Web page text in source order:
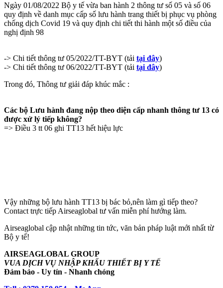
Ngày 01/08/2022 Bộ y tế vừa ban hành 2 thông tư số 05 và số 06
quy định về danh mục cấp số lưu hành trang thiết bị phục vụ phòng
chống dịch Covid 19 và quy định chi tiết thi hành một số điều của
nghị định 98
-> Chi tiết thông tư 05/2022/TT-BYT (tải tại đây)
-> Chi tiết thông tư 06/2022/TT-BYT (tải tại đây)
Trong đó, Thông tư giải đáp khúc mắc :
Các bộ Lưu hành đang nộp theo diện cấp nhanh thông tư 13 có
được xử lý tiếp không?
=> Điều 3 tt 06 ghi TT13 hết hiệu lực
Vậy những bộ lưu hành TT13 bị bác bỏ,nên làm gì tiếp theo?
Contact trực tiếp Airseaglobal tư vấn miễn phí hướng làm.
Airseaglobal cập nhật những tin tức, văn bản pháp luật mới nhất từ
Bộ y tế!
AIRSEAGLOBAL GROUP
VUA DỊCH VỤ NHẬP KHẨU THIẾT BỊ Y TẾ
Đảm bảo - Uy tín - Nhanh chóng